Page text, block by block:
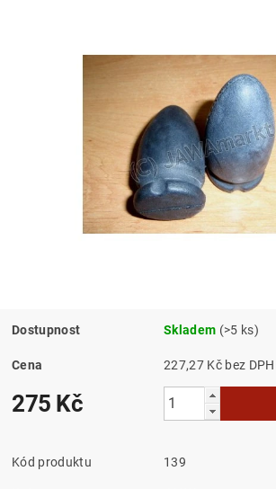
Dostupnost Skladem (>5 ks)
Cena 227,27 Kč bez DPH
275 Kč
Kód produktu 139